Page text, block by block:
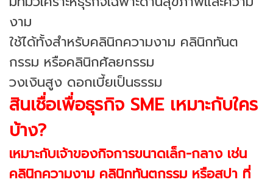
งาม
ใช้ได้ทั้งสำหรับคลินิกความงาม คลินิกทันต
กรรม หรือคลินิกศัลยกรรม
วงเงินสูง ดอกเบี้ยเป็นธรรม
สินเชื่อเพื่อธุรกิจ SME เหมาะกับใคร
บ้าง?
เหมาะกับเจ้าของกิจการขนาดเล็ก-กลาง เช่น
คลินิกความงาม คลินิกทันตกรรม หรือสปา ที่